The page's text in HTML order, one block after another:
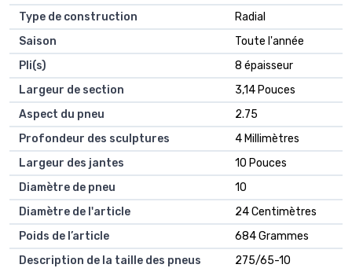
Type de construction
Radial
Saison
Toute l'année
Pli(s)
8 épaisseur
Largeur de section
3,14 Pouces
Aspect du pneu
2.75
Profondeur des sculptures
4 Millimètres
Largeur des jantes
10 Pouces
Diamètre de pneu
10
Diamètre de l'article
24 Centimètres
Poids de l’article
684 Grammes
Description de la taille des pneus
275/65-10